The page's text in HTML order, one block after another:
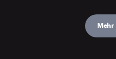
Mehr